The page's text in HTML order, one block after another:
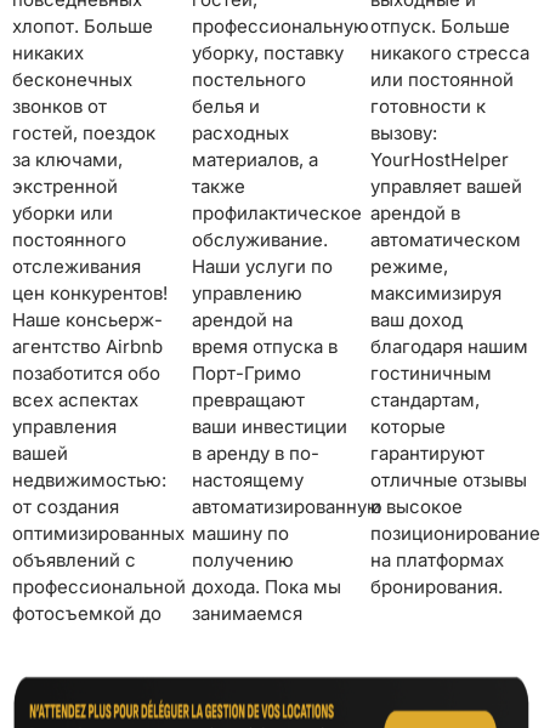
хлопот. Больше
никаких
бесконечных
звонков от
гостей, поездок
за ключами,
экстренной
уборки или
постоянного
отслеживания
цен конкурентов!
Наше консьерж-
агентство Airbnb
позаботится обо
всех аспектах
управления
вашей
недвижимостью:
от создания
оптимизированных
объявлений с
профессиональной
фотосъемкой до
профессиональную
уборку, поставку
постельного
белья и
расходных
материалов, а
также
профилактическое
обслуживание.
Наши услуги по
управлению
арендой на
время отпуска в
Порт-Гримо
превращают
ваши инвестиции
в аренду в по-
настоящему
автоматизированную
машину по
получению
дохода. Пока мы
занимаемся
отпуск. Больше
никакого стресса
или постоянной
готовности к
вызову:
YourHostHelper
управляет вашей
арендой в
автоматическом
режиме,
максимизируя
ваш доход
благодаря нашим
гостиничным
стандартам,
которые
гарантируют
отличные отзывы
и высокое
позиционирование
на платформах
бронирования.